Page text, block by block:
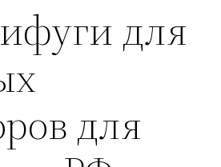
для
для